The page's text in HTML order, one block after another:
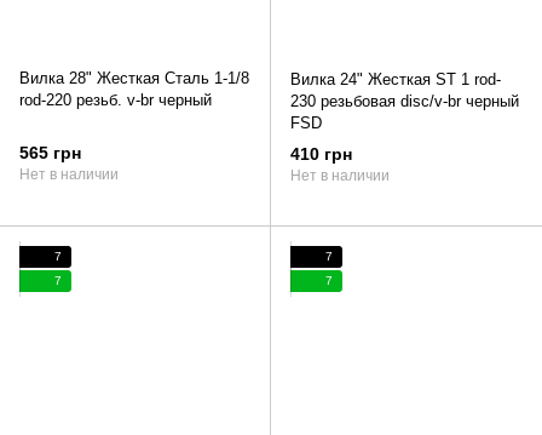
Вилка 28" Жесткая Сталь 1-1/8
rod-220 резьб. v-br черный
565 грн
Нет в наличии
Вилка 24" Жесткая ST 1 rod-
230 резьбовая disc/v-br черный
FSD
410 грн
Нет в наличии
7
7
7
7